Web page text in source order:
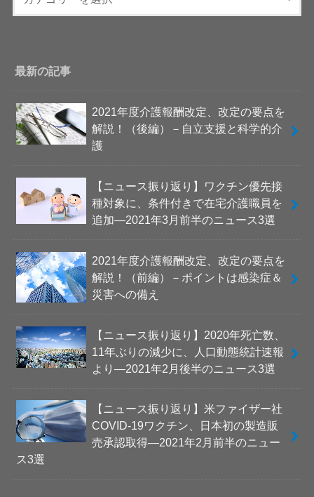
最新の記事
2021年度介護報酬改定、改定の要点を
解説！（後編）－自立支援と科学的介
護
【ニュース振り返り】ワクチン優先接
種対象に、条件付きで在宅介護職員を
追加―2021年3月前半のニュース3選
2021年度介護報酬改定、改定の要点を
解説！（前編）－ポイントは感染症＆
災害への備え
【ニュース振り返り】2020年死亡数、
11年ぶりの減少に、人口動態統計速報
より―2021年2月後半のニュース3選
【ニュース振り返り】米ファイザー社
COVID-19ワクチン、日本初の製造販
売承認取得―2021年2月前半のニュー
ス3選